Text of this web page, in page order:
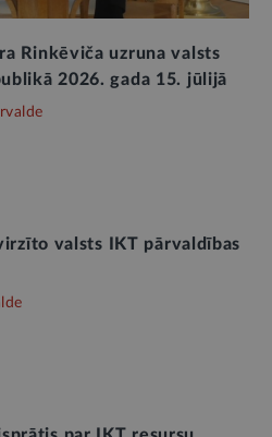
Rinkēviča uzruna valsts
2026. gada 15. jūlijā
valsts IKT pārvaldības